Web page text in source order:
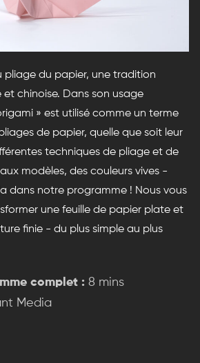
pliage du papier, une tradition
chinoise. Dans son usage
» est utilisé comme un terme
de papier, quelle que soit leur
techniques de pliage et de
modèles, des couleurs vives -
dans notre programme ! Nous vous
une feuille de papier plate et
finie - du plus simple au plus
complet : 8 mins
Media